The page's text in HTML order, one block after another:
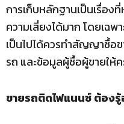
การเก็บหลักฐานเป็นเรื่อ
ความเสี่ยงได้มาก โดยเฉพ
เป็นไปได้ควรทำสัญญาซื้อ
รถ และข้อมูลผู้ซื้อผู้ขายให้
ขายรถติดไฟแนนซ์ ต้องรู้